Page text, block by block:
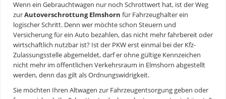
Wenn ein Gebrauchtwagen nur noch Schrottwert hat, ist der Weg
zurAutoverschrottung Elmshorn für Fahrzeughalter ein
logischer Schritt. Denn wer möchte schon Steuern und
Versicherung für ein Auto bezahlen, das nicht mehr fahrbereit oder
wirtschaftlich nutzbar ist? Ist der PKW erst einmal bei der Kfz-
Zulassungsstelle abgemeldet, darf er ohne gültige Kennzeichen
nicht mehr im öffentlichen Verkehrsraum in Elmshorn abgestellt
werden, denn das gilt als Ordnungswidrigkeit.
Sie möchten Ihren Altwagen zur Fahrzeugentsorgung geben oder